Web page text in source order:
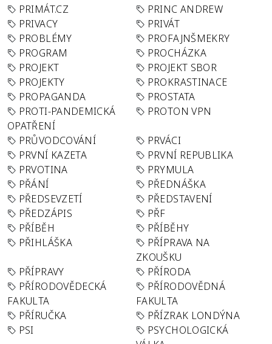
PRIMÁT.CZ
PRINC ANDREW
PRIVACY
PRIVÁT
PROBLÉMY
PROFAJNŠMEKRY
PROGRAM
PROCHÁZKA
PROJEKT
PROJEKT SBOR
PROJEKTY
PROKRASTINACE
PROPAGANDA
PROSTATA
PROTI-PANDEMICKÁ
OPATŘENÍ
PROTON VPN
PRŮVODCOVÁNÍ
PRVÁCI
PRVNÍ KAZETA
PRVNÍ REPUBLIKA
PRVOTINA
PRYMULA
PŘÁNÍ
PŘEDNÁŠKA
PŘEDSEVZETÍ
PŘEDSTAVENÍ
PŘEDZÁPIS
PŘF
PŘÍBĚH
PŘÍBĚHY
PŘIHLÁŠKA
PŘÍPRAVA NA
ZKOUŠKU
PŘÍPRAVY
PŘÍRODA
PŘÍRODOVĚDECKÁ
FAKULTA
PŘÍRODOVĚDNÁ
FAKULTA
PŘÍRUČKA
PŘÍZRAK LONDÝNA
PSI
PSYCHOLOGICKÁ